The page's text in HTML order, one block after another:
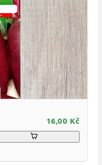
16,00 Kč